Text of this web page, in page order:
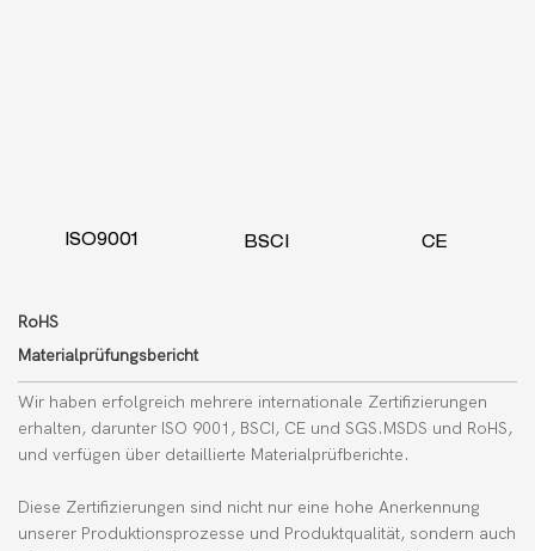
ISO9001 BSCI CE
RoHS
Materialprüfungsbericht
Wir haben erfolgreich mehrere internationale Zertifizierungen
erhalten, darunter ISO 9001, BSCI, CE und SGS.MSDS und RoHS,
und verfügen über detaillierte Materialprüfberichte.
Diese Zertifizierungen sind nicht nur eine hohe Anerkennung
unserer Produktionsprozesse und Produktqualität, sondern auch